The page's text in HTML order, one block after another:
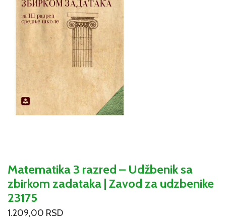
Matematika 3 razred – Udžbenik sa
zbirkom zadataka | Zavod za udzbenike
23175
1.209,00 RSD